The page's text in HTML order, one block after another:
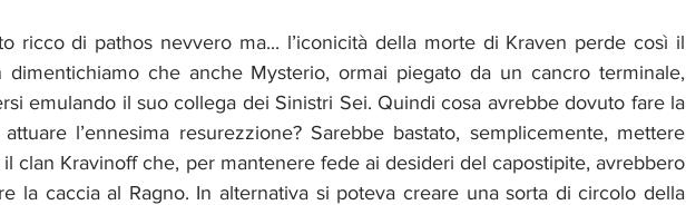
dimentichiamo che anche Mysterio, ormai piegato da un cancro terminale,
emulando il suo collega dei Sinistri Sei. Quindi cosa avrebbe dovuto fare la
l’ennesima resurezzione? Sarebbe bastato, semplicemente, mettere
clan Kravinoff che, per mantenere fede ai desideri del capostipite, avrebbero
la caccia al Ragno. In alternativa si poteva creare una sorta di circolo della